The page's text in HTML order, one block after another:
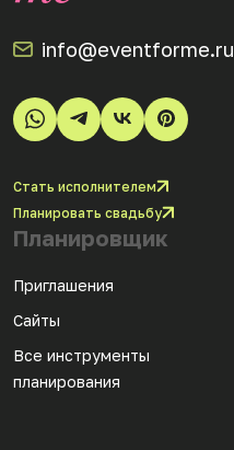
info@eventforme.ru
Стать исполнителем
Планировать свадьбу
Планировщик
Приглашения
Сайты
Все инструменты
планирования